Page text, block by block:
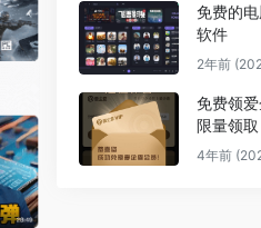
免费的
软件
2年前
免费领
限量领取
4年前